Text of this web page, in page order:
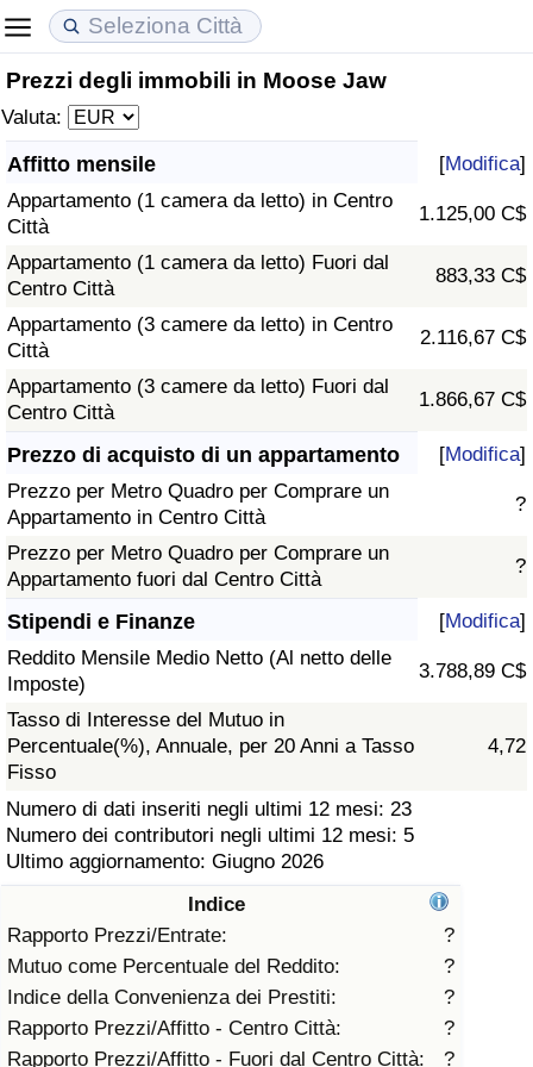
Prezzi degli immobili in Moose Jaw
Valuta:
Affitto mensile [Modifica]
Appartamento (1 camera da letto) in Centro
Città
1.125,00 C$
Appartamento (1 camera da letto) Fuori dal
Centro Città
883,33 C$
Appartamento (3 camere da letto) in Centro
Città
2.116,67 C$
Appartamento (3 camere da letto) Fuori dal
Centro Città
1.866,67 C$
Prezzo di acquisto di un appartamento [Modifica]
Prezzo per Metro Quadro per Comprare un
Appartamento in Centro Città
?
Prezzo per Metro Quadro per Comprare un
Appartamento fuori dal Centro Città
?
Stipendi e Finanze [Modifica]
Reddito Mensile Medio Netto (Al netto delle
Imposte)
3.788,89 C$
Tasso di Interesse del Mutuo in
Percentuale(%), Annuale, per 20 Anni a Tasso
Fisso
4,72
Numero di dati inseriti negli ultimi 12 mesi: 23
Numero dei contributori negli ultimi 12 mesi: 5
Ultimo aggiornamento: Giugno 2026
Indice
Rapporto Prezzi/Entrate:
?
Mutuo come Percentuale del Reddito:
?
Indice della Convenienza dei Prestiti:
?
Rapporto Prezzi/Affitto - Centro Città:
?
Rapporto Prezzi/Affitto - Fuori dal Centro Città:
?
Costo della vita
Indice Del Costo Della Vita (corrente)
Indice Del Costo Della Vita
Indice del Costo della Vita per Nazione
ad Aqaba
Prezzi degli immobili
Indice del Prezzo delle Case (Corrente)
Indice del Prezzo delle Case
Indice del Prezzo delle Case per Nazione
Qualità della Vita
Indice della Qualità della Vita
Indice della Qualità della Vita (Corrente)
Indice della qualità della vita per Paese
Criminalità
Indice del Tasso di Criminalità (Corrente)
Indice della Criminalità
Indice di criminalità per paese
Assistenza Sanitaria
Indice dell’Assistenza Sanitaria (Corrente)
Indice dell’Assistenza Sanitaria
Indice dell’Assistenza Sanitaria per
Nazione
Inquinamento
Indice dell’Inquinamento (Corrente)
Indice di inquinamento
Indice dell’Inquinamento per Nazione